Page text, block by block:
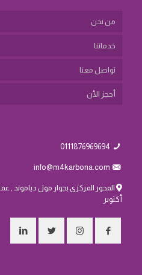
من نحن
خدماتنا
تواصل معنا
أحجز الأن
0111876969694
info@m4karbona.com
أكتوبر